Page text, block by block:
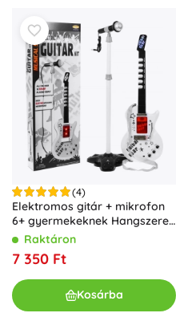
(4)
Elektromos gitár + mikrofon
6+ gyermekeknek Hangszerek
hangjai + fények
Raktáron
7 350 Ft
Kosárba